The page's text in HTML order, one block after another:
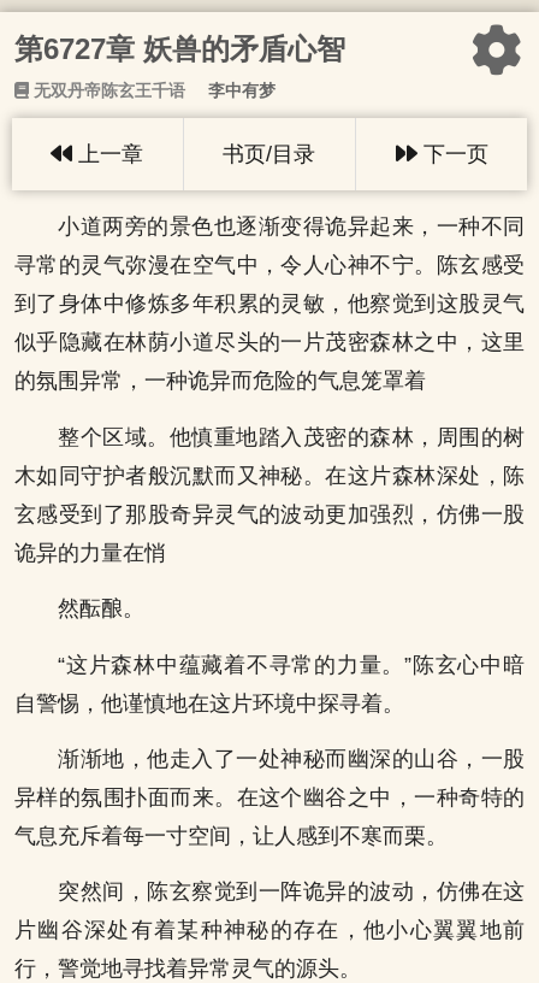
第6727章 妖兽的矛盾心智
无双丹帝陈玄王千语 李中有梦
上一章 书页/目录 下一页
小道两旁的景色也逐渐变得诡异起来，一种不同
寻常的灵气弥漫在空气中，令人心神不宁。陈玄感受
到了身体中修炼多年积累的灵敏，他察觉到这股灵气
似乎隐藏在林荫小道尽头的一片茂密森林之中，这里
的氛围异常，一种诡异而危险的气息笼罩着
整个区域。他慎重地踏入茂密的森林，周围的树
木如同守护者般沉默而又神秘。在这片森林深处，陈
玄感受到了那股奇异灵气的波动更加强烈，仿佛一股
诡异的力量在悄
然酝酿。
“这片森林中蕴藏着不寻常的力量。”陈玄心中暗
自警惕，他谨慎地在这片环境中探寻着。
渐渐地，他走入了一处神秘而幽深的山谷，一股
异样的氛围扑面而来。在这个幽谷之中，一种奇特的
气息充斥着每一寸空间，让人感到不寒而栗。
突然间，陈玄察觉到一阵诡异的波动，仿佛在这
片幽谷深处有着某种神秘的存在，他小心翼翼地前
行，警觉地寻找着异常灵气的源头。